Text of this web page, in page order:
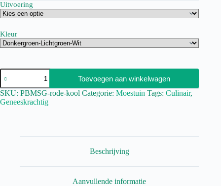
Uitvoering
Kleur
Toevoegen aan winkelwagen
SKU: PBMSG-rode-kool Categorie: Moestuin Tags: Culinair,
Geneeskrachtig
Beschrijving
Aanvullende informatie